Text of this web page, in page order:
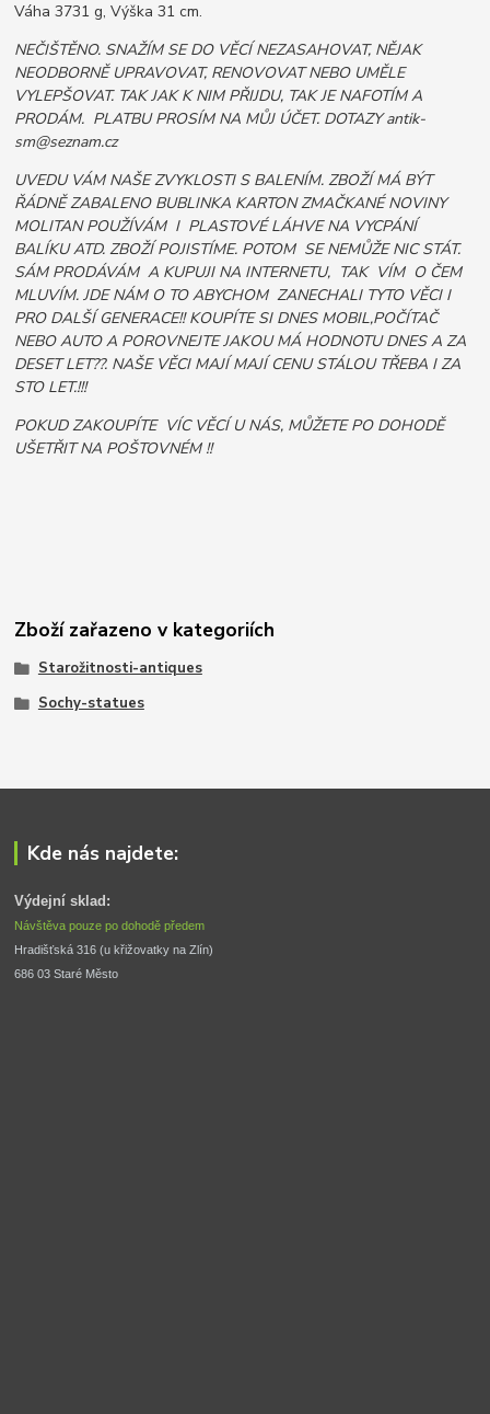
Váha 3731 g, Výška 31 cm.
NEČIŠTĚNO. SNAŽÍM SE DO VĚCÍ NEZASAHOVAT, NĚJAK
NEODBORNĚ UPRAVOVAT, RENOVOVAT NEBO UMĚLE
VYLEPŠOVAT. TAK JAK K NIM PŘIJDU, TAK JE NAFOTÍM A
PRODÁM. PLATBU PROSÍM NA MŮJ ÚČET. DOTAZY antik-
sm@seznam.cz
UVEDU VÁM NAŠE ZVYKLOSTI S BALENÍM. ZBOŽÍ MÁ BÝT
ŘÁDNĚ ZABALENO BUBLINKA KARTON ZMAČKANÉ NOVINY
MOLITAN POUŽÍVÁM I PLASTOVÉ LÁHVE NA VYCPÁNÍ
BALÍKU ATD. ZBOŽÍ POJISTÍME. POTOM SE NEMŮŽE NIC STÁT.
SÁM PRODÁVÁM A KUPUJI NA INTERNETU, TAK VÍM O ČEM
MLUVÍM. JDE NÁM O TO ABYCHOM ZANECHALI TYTO VĚCI I
PRO DALŠÍ GENERACE!! KOUPÍTE SI DNES MOBIL,POČÍTAČ
NEBO AUTO A POROVNEJTE JAKOU MÁ HODNOTU DNES A ZA
DESET LET??. NAŠE VĚCI MAJÍ MAJÍ CENU STÁLOU TŘEBA I ZA
STO LET.!!!
POKUD ZAKOUPÍTE VÍC VĚCÍ U NÁS, MŮŽETE PO DOHODĚ
UŠETŘIT NA POŠTOVNÉM !!
Zboží zařazeno v kategoriích
Starožitnosti-antiques
Sochy-statues
Kde nás najdete:
Výdejní sklad:
Návštěva pouze po dohodě předem
Hradišťská 316 (u křižovatky na Zlín)
686 03 Staré Město